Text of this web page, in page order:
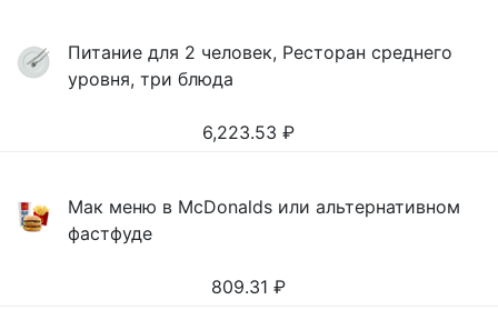
Питание для 2 человек, Ресторан среднего
уровня, три блюда
6,223.53 ₽
Мак меню в McDonalds или альтернативном
фастфуде
809.31 ₽